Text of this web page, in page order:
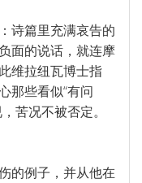
诗篇里充满哀告的
面的说话，就连摩
维拉纽瓦博士指
那些看似“有问
苦况不被否定。
的例子，并从他在